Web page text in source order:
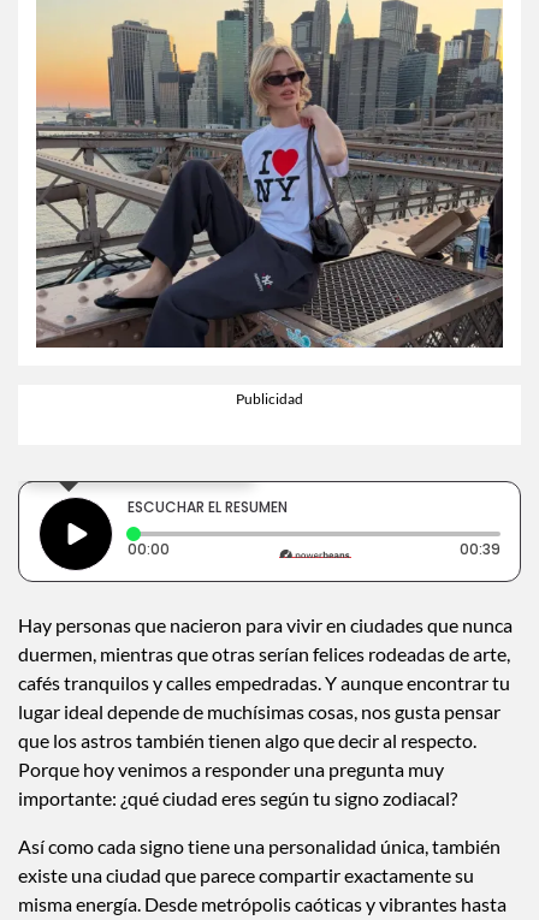
ESCUCHAR EL RESUMEN
00:00 Tiempo transcurrido: 0 segundos 00:39
Hay personas que nacieron para vivir en ciudades que nunca
duermen, mientras que otras serían felices rodeadas de arte,
cafés tranquilos y calles empedradas. Y aunque encontrar tu
lugar ideal depende de muchísimas cosas, nos gusta pensar
que los astros también tienen algo que decir al respecto.
Porque hoy venimos a responder una pregunta muy
importante: ¿qué ciudad eres según tu signo zodiacal?
Así como cada signo tiene una personalidad única, también
existe una ciudad que parece compartir exactamente su
misma energía. Desde metrópolis caóticas y vibrantes hasta